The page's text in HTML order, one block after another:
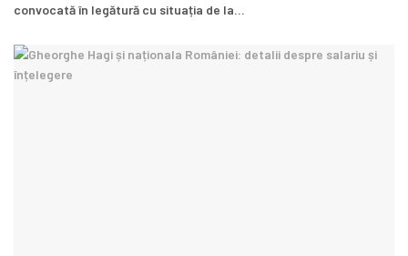
convocată în legătură cu situația de la...